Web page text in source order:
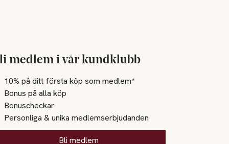
medlem i vår kundklubb
10% på ditt första köp som medlem*
Bonus på alla köp
Bonuscheckar
Personliga & unika medlemserbjudanden
Bli medlem